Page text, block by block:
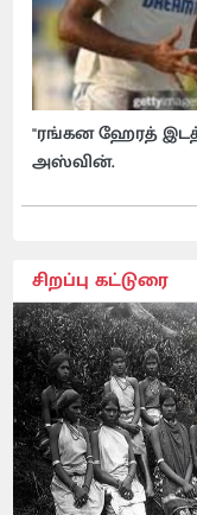
"ரங்கன ஹேரத்
அஸ்வின்.
சிறப்பு கட்டுரை